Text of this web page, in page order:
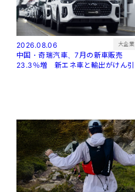
2026.08.06 大企業
中国・奇瑞汽車、7月の新車販売
23.3％増 新エネ車と輸出がけん引